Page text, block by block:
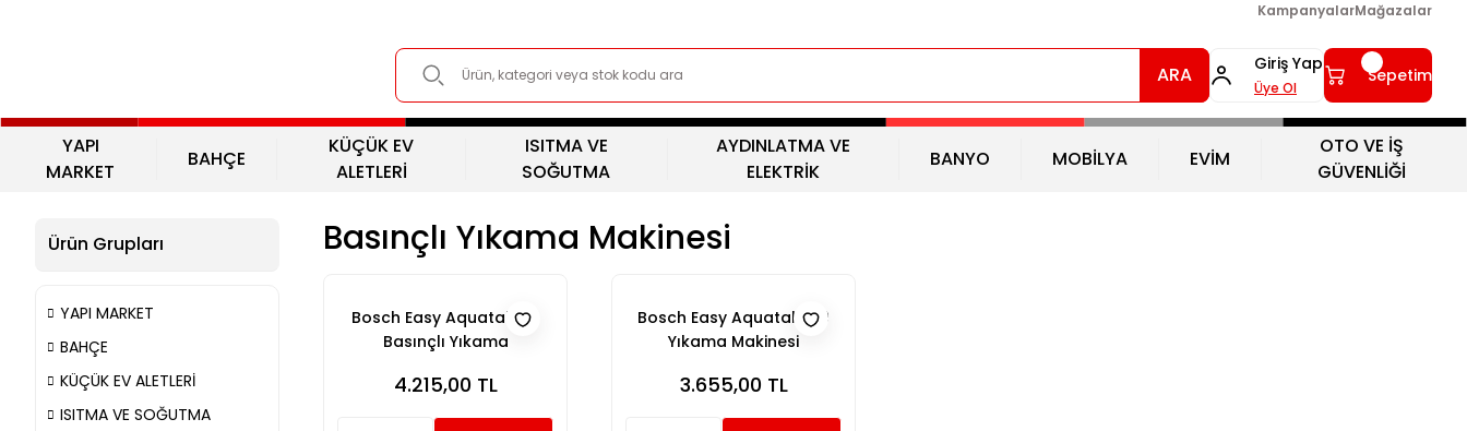
KampanyalarMağazalar
ARA Giriş Yap
Üye Ol
Sepetim
YAPI
MARKET
BAHÇE
KÜÇÜK EV
ALETLERİ
ISITMA VE
SOĞUTMA
AYDINLATMA VE
ELEKTRİK
BANYO MOBİLYA EVİM
OTO VE İŞ
GÜVENLİĞİ
Ürün Grupları
YAPI MARKET
BAHÇE
KÜÇÜK EV ALETLERİ
ISITMA VE SOĞUTMA
Basınçlı Yıkama Makinesi
Bosch Easy Aquatak 110
Basınçlı Yıkama
4.215,00 TL
Bosch Easy Aquatak 100
Yıkama Makinesi
3.655,00 TL